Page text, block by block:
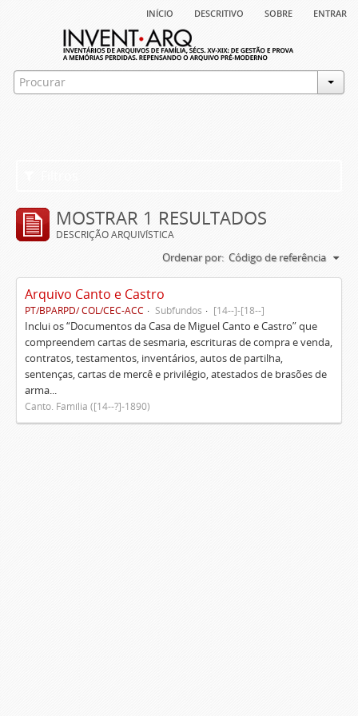
início descritivo sobre entrar
MOSTRAR 1 RESULTADOS
DESCRIÇÃO ARQUIVÍSTICA
Ordenar por: Código de referência
Arquivo Canto e Castro
PT/BPARPD/ COL/CEC-ACC Subfundos [14--]-[18--]
Inclui os “Documentos da Casa de Miguel Canto e Castro” que
compreendem cartas de sesmaria, escrituras de compra e venda,
contratos, testamentos, inventários, autos de partilha,
sentenças, cartas de mercê e privilégio, atestados de brasões de
arma...
Canto. Família ([14--?]-1890)